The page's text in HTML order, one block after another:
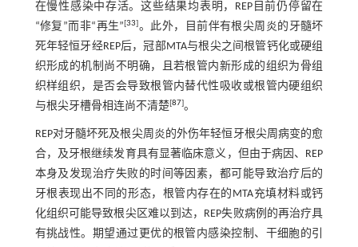
在慢性感染中存活。这些结果均表明，REP目前仍停留在
“修复”而非“再生”[33]。此外，目前伴有根尖周炎的牙髓坏
死年轻恒牙经REP后，冠部MTA与根尖之间根管钙化或硬组
织形成的机制尚不明确，且若根管内新形成的组织为骨组
织样组织，是否会导致根管内替代性吸收或根管内硬组织
与根尖牙槽骨相连尚不清楚[87]。
REP对牙髓坏死及根尖周炎的外伤年轻恒牙根尖周病变的愈
合，及牙根继续发育具有显著临床意义，但由于病因、REP
本身及发现治疗失败的时间等因素，都可能导致治疗后的
牙根表现出不同的形态，根管内存在的MTA充填材料或钙
化组织可能导致根尖区难以到达，REP失败病例的再治疗具
有挑战性。期望通过更优的根管内感染控制、干细胞的引